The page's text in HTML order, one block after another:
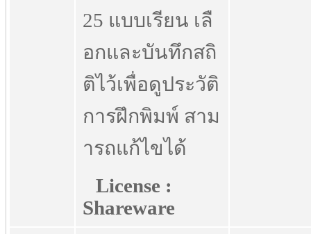
25 แบบเรียน เลื
อกและบันทึกสถิ
ติไว้เพื่อดูประวัติ
การฝึกพิมพ์ สาม
ารถแก้ไขได้
License :
Shareware